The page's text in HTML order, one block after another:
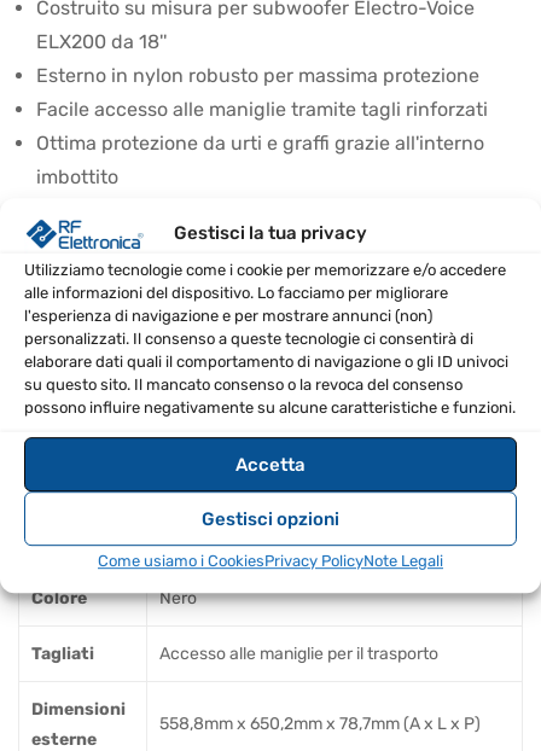
Gestisci la tua privacy
Utilizziamo tecnologie come i cookie per memorizzare e/o accedere
alle informazioni del dispositivo. Lo facciamo per migliorare
l'esperienza di navigazione e per mostrare annunci (non)
personalizzati. Il consenso a queste tecnologie ci consentirà di
elaborare dati quali il comportamento di navigazione o gli ID univoci
su questo sito. Il mancato consenso o la revoca del consenso
possono influire negativamente su alcune caratteristiche e funzioni.
Accetta
Gestisci opzioni
Come usiamo i CookiesPrivacy PolicyNote Legali
Costruito su misura per subwoofer Electro-Voice
ELX200 da 18''
Esterno in nylon robusto per massima protezione
Facile accesso alle maniglie tramite tagli rinforzati
Ottima protezione da urti e graffi grazie all'interno
imbottito
Impalcatura sicura di più diffusori coperti
Tasca portaoggetti per accessori
Design elegante con logo EV stampato
SPECIFICHE TECNICHE
Compatibile
passivo, Electro-Voice ELX200-18SP 18'
Subwoofer attivo
Materiale Nylon
Colore Nero
Tagliati Accesso alle maniglie per il trasporto
Dimensioni
esterne
558,8mm x 650,2mm x 78,7mm (A x L x P)